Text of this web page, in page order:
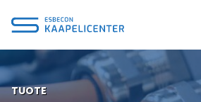
sisältöön
TUOTE